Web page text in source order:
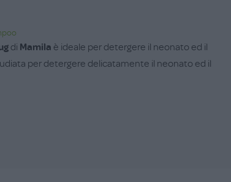
di Mamila è ideale per detergere il neonato ed il
per detergere delicatamente il neonato ed il